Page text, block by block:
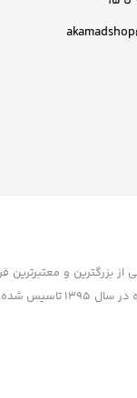
از بزرگترین و
مشتریان خود
یک فروشگاه مطمئن و